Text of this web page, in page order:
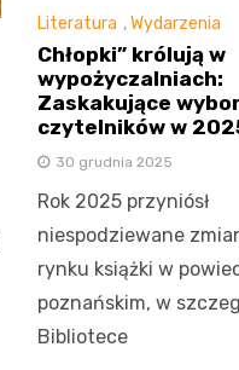
Literatura ,Wydarzenia
Chłopki” królują w
wypożyczalniach:
Zaskakujące
czytelników w
30 grudnia 2025
Rok 2025 przyniósł
niespodziewane
rynku książki w
poznańskim, w
Bibliotece